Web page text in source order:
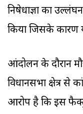
निषेधाज्ञा का
किया जिसके कारण
आंदोलन के दौरान
विधानसभा क्षेत्र से
आरोप है कि इस